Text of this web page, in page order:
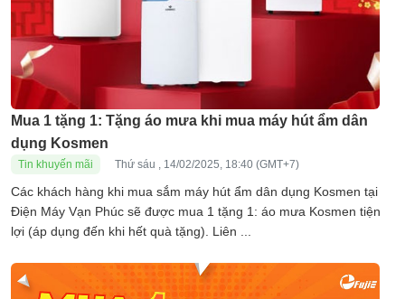
Mua 1 tặng 1: Tặng áo mưa khi mua máy hút ẩm dân
dụng Kosmen
Tin khuyến mãi Thứ sáu , 14/02/2025, 18:40 (GMT+7)
Các khách hàng khi mua sắm máy hút ẩm dân dụng Kosmen tại
Điện Máy Vạn Phúc sẽ được mua 1 tặng 1: áo mưa Kosmen tiện
lợi (áp dụng đến khi hết quà tặng). Liên ...